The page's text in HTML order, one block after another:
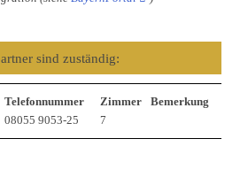
sind zuständig:
Telefonnummer Zimmer
Bemerkung
08055 9053-25 7